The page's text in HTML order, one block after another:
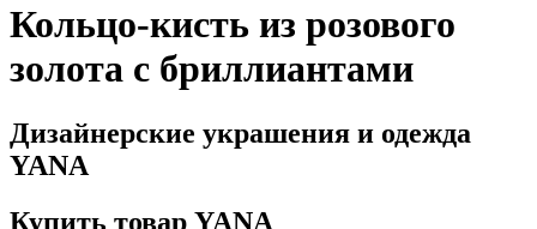
Кольцо-кисть из розового
золота с бриллиантами
Дизайнерские украшения и одежда
YANA
Купить товар YANA